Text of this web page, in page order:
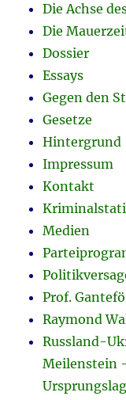
Die Achse
Die
Dossier
Essays
Gegen den
Gesetze
Hintergrund
Impressum
Kontakt
Medien
Prof.
Raymond
Russland-
Meilenstein